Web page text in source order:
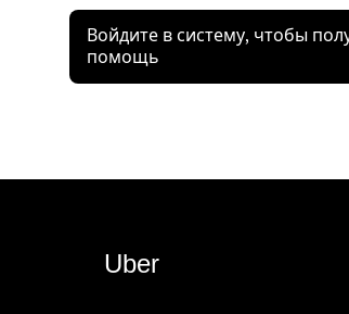
Войдите в систему, чтобы
помощь
Uber